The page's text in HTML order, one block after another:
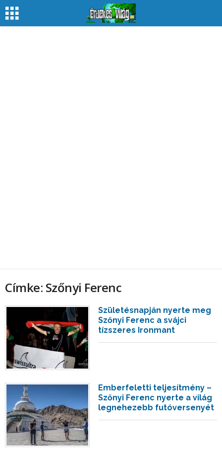
Címke: Szőnyi Ferenc
Születésnapján nyerte meg
Szőnyi Ferenc a svájci
tízszeres Ironmant
Emberfeletti teljesítmény –
Szőnyi Ferenc nyerte a világ
legnehezebb futóversenyét